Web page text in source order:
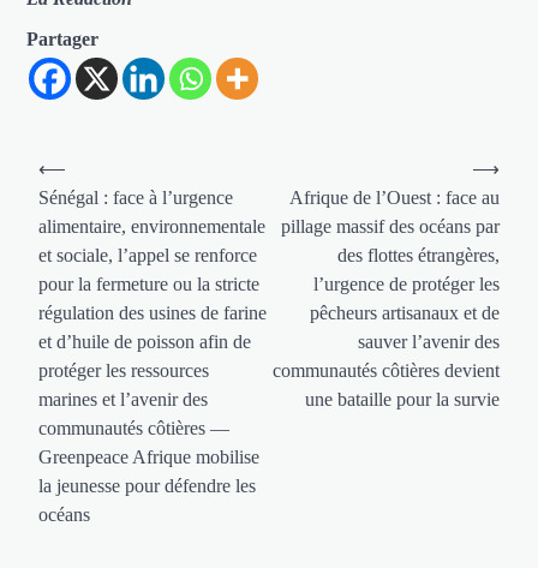
Partager
Navigation
de
l’article
⟵
Sénégal : face à l’urgence
alimentaire, environnementale
et sociale, l’appel se renforce
pour la fermeture ou la stricte
régulation des usines de farine
et d’huile de poisson afin de
protéger les ressources
marines et l’avenir des
communautés côtières —
Greenpeace Afrique mobilise
la jeunesse pour défendre les
océans
Afrique de l’Ouest : face au
pillage massif des océans par
des flottes étrangères,
l’urgence de protéger les
pêcheurs artisanaux et de
sauver l’avenir des
communautés côtières devient
une bataille pour la survie
⟶